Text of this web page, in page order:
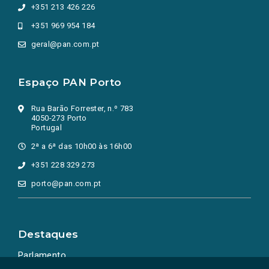
+351 213 426 226
+351 969 954 184
geral@pan.com.pt
Espaço PAN Porto
Rua Barão Forrester, n.º 783
4050-273 Porto
Portugal
2ª a 6ª das 10h00 às 16h00
+351 228 329 273
porto@pan.com.pt
Destaques
Parlamento